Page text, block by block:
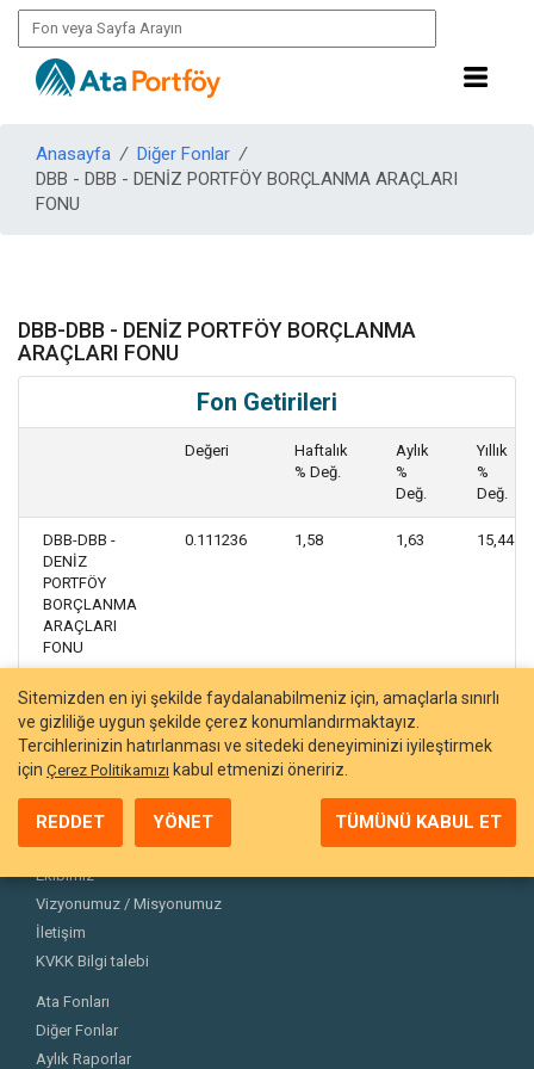
Anasayfa / Diğer Fonlar /
DBB - DBB - DENİZ PORTFÖY BORÇLANMA ARAÇLARI
FONU
DBB-DBB - DENİZ PORTFÖY BORÇLANMA
ARAÇLARI FONU
Fon Getirileri
Değeri
Haftalık
% Değ.
Aylık
%
Değ.
Yıllık
%
Değ.
DBB-DBB -
DENİZ
PORTFÖY
BORÇLANMA
ARAÇLARI
FONU
0.111236 1,58 1,63 15,44
Hakkımızda
Ekibimiz
Vizyonumuz / Misyonumuz
İletişim
KVKK Bilgi talebi
Ata Fonları
Diğer Fonlar
Aylık Raporlar
Sitemizden en iyi şekilde faydalanabilmeniz için, amaçlarla sınırlı
ve gizliliğe uygun şekilde çerez konumlandırmaktayız.
Tercihlerinizin hatırlanması ve sitedeki deneyiminizi iyileştirmek
için Çerez Politikamızı kabul etmenizi öneririz.
REDDET YÖNET TÜMÜNÜ KABUL ET